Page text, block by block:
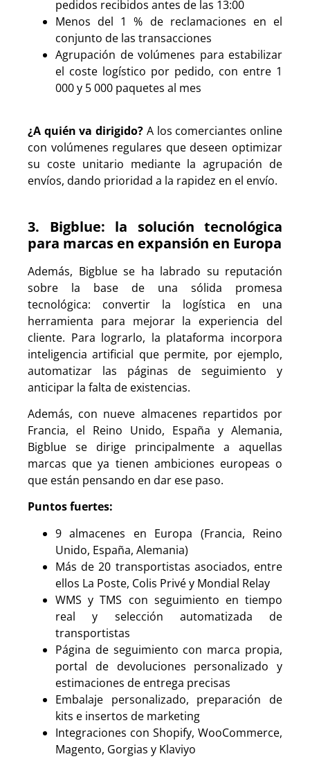
pedidos recibidos antes de las 13:00
Menos del 1 % de reclamaciones en el
conjunto de las transacciones
Agrupación de volúmenes para estabilizar
el coste logístico por pedido, con entre 1
000 y 5 000 paquetes al mes
¿A quién va dirigido? A los comerciantes online
con volúmenes regulares que deseen optimizar
su coste unitario mediante la agrupación de
envíos, dando prioridad a la rapidez en el envío.
3. Bigblue: la solución tecnológica
para marcas en expansión en Europa
Además, Bigblue se ha labrado su reputación
sobre la base de una sólida promesa
tecnológica: convertir la logística en una
herramienta para mejorar la experiencia del
cliente. Para lograrlo, la plataforma incorpora
inteligencia artificial que permite, por ejemplo,
automatizar las páginas de seguimiento y
anticipar la falta de existencias.
Además, con nueve almacenes repartidos por
Francia, el Reino Unido, España y Alemania,
Bigblue se dirige principalmente a aquellas
marcas que ya tienen ambiciones europeas o
que están pensando en dar ese paso.
Puntos fuertes:
9 almacenes en Europa (Francia, Reino
Unido, España, Alemania)
Más de 20 transportistas asociados, entre
ellos La Poste, Colis Privé y Mondial Relay
WMS y TMS con seguimiento en tiempo
real y selección automatizada de
transportistas
Página de seguimiento con marca propia,
portal de devoluciones personalizado y
estimaciones de entrega precisas
Embalaje personalizado, preparación de
kits e insertos de marketing
Integraciones con Shopify, WooCommerce,
Magento, Gorgias y Klaviyo